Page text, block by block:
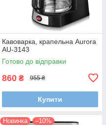
Кавоварка, крапельна Aurora
AU-3143
Готово до відправки
860 ₴ 955 ₴
Купити
Новинка –10%